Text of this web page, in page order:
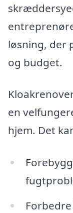
løsning, der
og budget.
en
hjem. Det